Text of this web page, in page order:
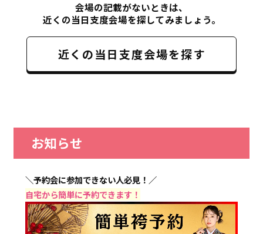
会場の記載がないときは、
近くの当日支度会場を探してみましょう。
近くの当日支度会場を探す
お知らせ
＼予約会に参加できない人必見！／
自宅から簡単に予約できます！